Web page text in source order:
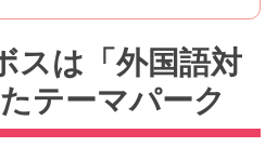
スは「外国語対
テーマパーク